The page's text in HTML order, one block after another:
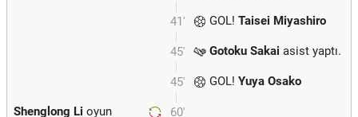
41' GOL! Taisei Miyashiro
45' Gotoku Sakai asist yaptı.
45' GOL! Yuya Osako
60'
Shenglong Li oyun